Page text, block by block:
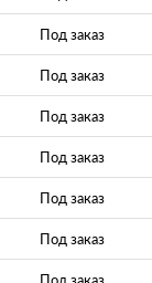
Под заказ
Под заказ
Под заказ
Под заказ
Под заказ
Под заказ